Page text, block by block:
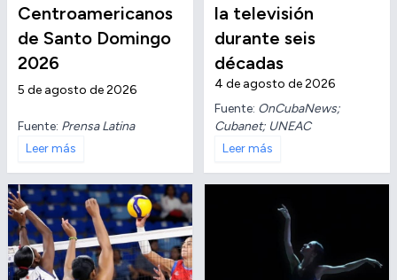
Centroamericanos
de Santo Domingo
2026
5 de agosto de 2026
Fuente: Prensa Latina
Leer más
la televisión
durante seis
décadas
4 de agosto de 2026
Fuente: OnCubaNews;
Cubanet; UNEAC
Leer más